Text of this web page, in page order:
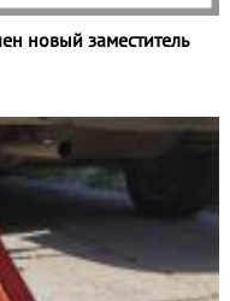
новый заместитель